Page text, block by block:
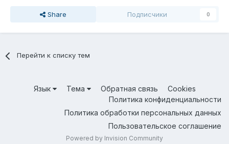
Share Подписчики 0
Перейти к списку тем
Язык Тема Обратная связь
Cookies
Политика конфиденциальности
Политика обработки персональных данных
Пользовательское соглашение
Powered by Invision Community